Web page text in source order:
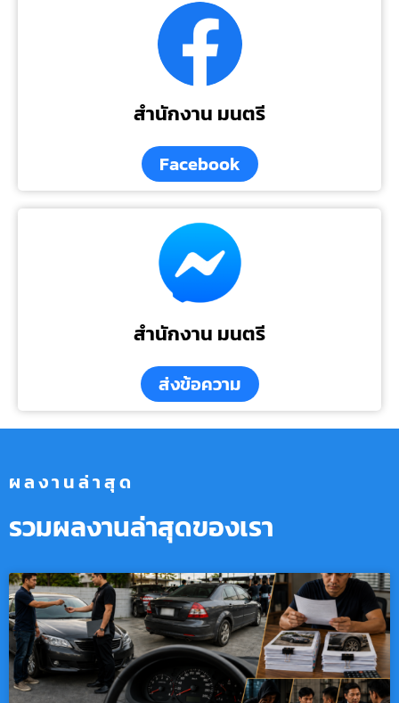
สำนักงาน มนตรี
Facebook
สำนักงาน มนตรี
ส่งข้อความ
ผลงานล่าสุด
รวมผลงานล่าสุดของเรา